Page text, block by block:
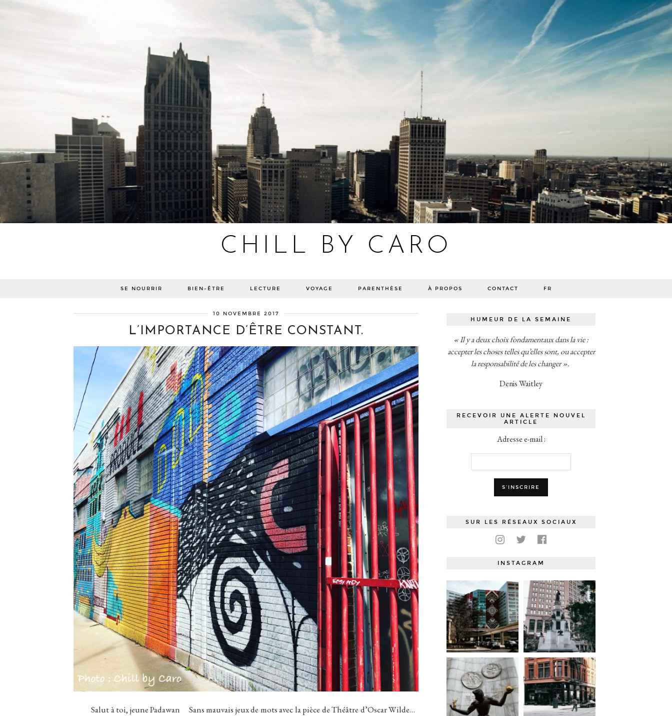
CHILL BY CARO
SE NOURRIR BIEN-ÊTRE LECTURE VOYAGE PARENTHÈSE À PROPOS CONTACT FR
10 NOVEMBRE 2017
L’IMPORTANCE D’ÊTRE CONSTANT.
Salut à toi, jeune Padawan Sans mauvais jeux de mots avec la pièce de Théâtre d’Oscar Wilde…
HUMEUR DE LA SEMAINE
« Il y a deux choix fondamentaux dans la vie :
accepter les choses telles qu’elles sont, ou accepter
la responsabilité de les changer ».
Denis Waitley
RECEVOIR UNE ALERTE NOUVEL
ARTICLE
Adresse e-mail :
SUR LES RÉSEAUX SOCIAUX
INSTAGRAM